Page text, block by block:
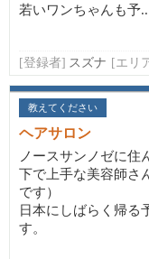
若いワンちゃんも予
[登録者] スズナ [エリ
教えてください
ヘアサロン
ノースサンノゼに住
下で上手な美容師さ
です）
日本にしばらく帰る
す。